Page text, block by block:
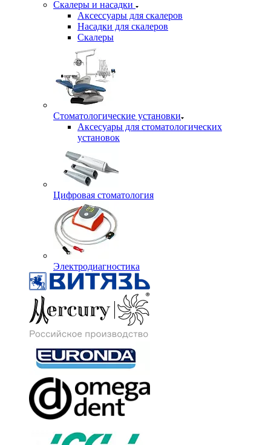
Скалеры и насадки
Аксессуары для скалеров
Насадки для скалеров
Скалеры
Стоматологические установки
Аксесуары для стоматологических
установок
Цифровая стоматология
Электродиагностика